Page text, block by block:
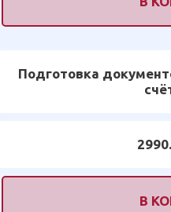
Подготовка
В